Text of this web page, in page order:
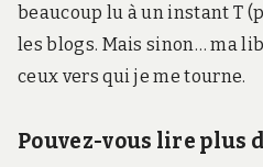
beaucoup lu à un instant T
les blogs. Mais sinon… ma
ceux vers qui je me tourne.
Pouvez-vous lire plus